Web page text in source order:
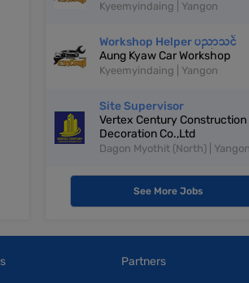
Kyeemyindaing | Yangon
Workshop Helper ပညာသင်
Aung Kyaw Car Workshop
Kyeemyindaing | Yangon
Site Supervisor
Vertex Century Construction
Decoration Co.,Ltd
Dagon Myothit (North) | Yangon
See More Jobs
Partners